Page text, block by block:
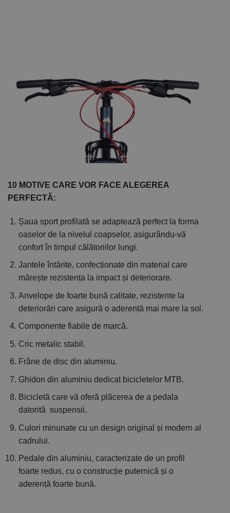
10 MOTIVE CARE VOR FACE ALEGEREA
PERFECTĂ:
Șaua sport profilată se adaptează perfect la forma
oaselor de la nivelul coapselor, asigurându-vă
confort în timpul călătoriilor lungi.
Jantele întărite, confecționate din material care
mărește rezistența la impact și deteriorare.
Anvelope de foarte bună calitate, rezistente la
deteriorări care asigură o aderență mai mare la sol.
Componente fiabile de marcă.
Cric metalic stabil.
Frâne de disc din aluminiu.
Ghidon din aluminiu dedicat bicicletelor MTB.
Bicicletă care vă oferă plăcerea de a pedala
datorită suspensii.
Culori minunate cu un design original și modern al
cadrului.
Pedale din aluminiu, caracterizate de un profil
foarte redus, cu o construcție puternică și o
aderență foarte bună.